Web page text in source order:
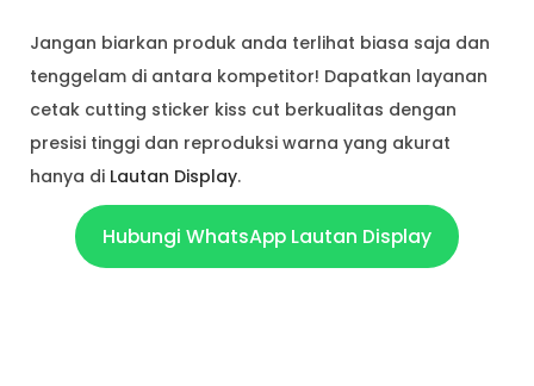
Jangan biarkan produk anda terlihat biasa saja dan
tenggelam di antara kompetitor! Dapatkan layanan
cetak cutting sticker kiss cut berkualitas dengan
presisi tinggi dan reproduksi warna yang akurat
hanya di Lautan Display.
Hubungi WhatsApp Lautan Display